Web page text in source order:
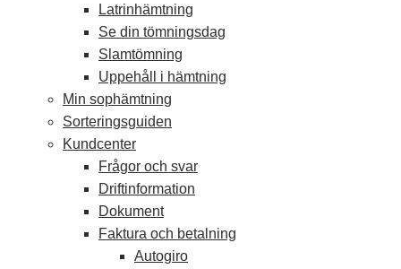
Latrinhämtning
Se din tömningsdag
Slamtömning
Uppehåll i hämtning
Min sophämtning
Sorteringsguiden
Kundcenter
Frågor och svar
Driftinformation
Dokument
Faktura och betalning
Autogiro